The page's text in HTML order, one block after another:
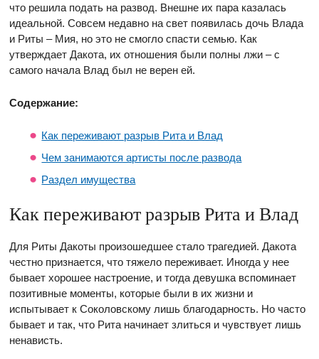
что решила подать на развод. Внешне их пара казалась
идеальной. Совсем недавно на свет появилась дочь Влада
и Риты – Мия, но это не смогло спасти семью. Как
утверждает Дакота, их отношения были полны лжи – с
самого начала Влад был не верен ей.
Содержание:
Как переживают разрыв Рита и Влад
Чем занимаются артисты после развода
Раздел имущества
Как переживают разрыв Рита и Влад
Для Риты Дакоты произошедшее стало трагедией. Дакота
честно признается, что тяжело переживает. Иногда у нее
бывает хорошее настроение, и тогда девушка вспоминает
позитивные моменты, которые были в их жизни и
испытывает к Соколовскому лишь благодарность. Но часто
бывает и так, что Рита начинает злиться и чувствует лишь
ненависть.